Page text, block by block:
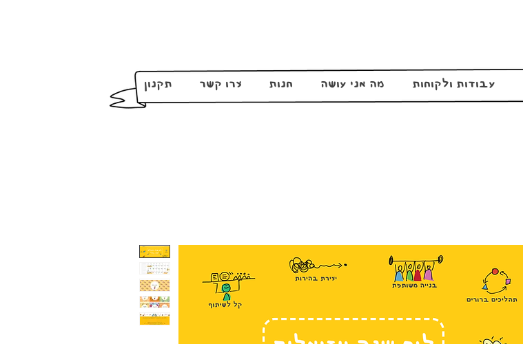
עבודות ולקוחות מה אני עושה חנות צרו קשר תקנון